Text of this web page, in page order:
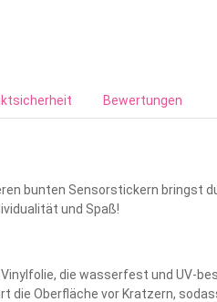
Bewertungen
bunten Sensorstickern
und Spaß!
die wasserfest und UV-
Oberfläche vor Kratzern,